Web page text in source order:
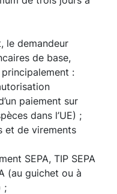
le demandeur
de base,
:
paiement sur
dans l’UE) ;
et de virements
SEPA, TIP SEPA
(au guichet ou à
;